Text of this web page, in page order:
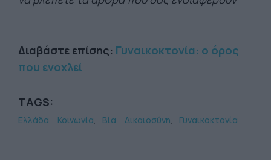
Διαβάστε επίσης: Γυναικοκτονία: ο όρος
που ενοχλεί
TAGS:
Ελλάδα Κοινωνία Βία Δικαιοσύνη Γυναικοκτονία